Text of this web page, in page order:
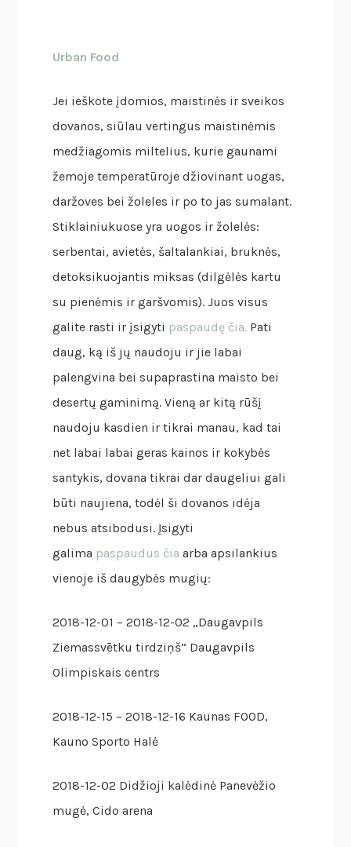
Urban Food
Jei ieškote įdomios, maistinės ir sveikos
dovanos, siūlau vertingus maistinėmis
medžiagomis miltelius, kurie gaunami
žemoje temperatūroje džiovinant uogas,
daržoves bei žoleles ir po to jas sumalant.
Stiklainiukuose yra uogos ir žolelės:
serbentai, avietės, šaltalankiai, bruknės,
detoksikuojantis miksas (dilgėlės kartu
su pienėmis ir garšvomis). Juos visus
galite rasti ir įsigyti paspaudę čia. Pati
daug, ką iš jų naudoju ir jie labai
palengvina bei supaprastina maisto bei
desertų gaminimą. Vieną ar kitą rūšį
naudoju kasdien ir tikrai manau, kad tai
net labai labai geras kainos ir kokybės
santykis, dovana tikrai dar daugeliui gali
būti naujiena, todėl ši dovanos idėja
nebus atsibodusi. Įsigyti
galima paspaudus čia arba apsilankius
vienoje iš daugybės mugių:
2018-12-01 – 2018-12-02 „Daugavpils
Ziemassvētku tirdziņš“ Daugavpils
Olimpiskais centrs
2018-12-15 – 2018-12-16 Kaunas FOOD,
Kauno Sporto Halė
2018-12-02 Didžioji kalėdinė Panevėžio
mugė, Cido arena